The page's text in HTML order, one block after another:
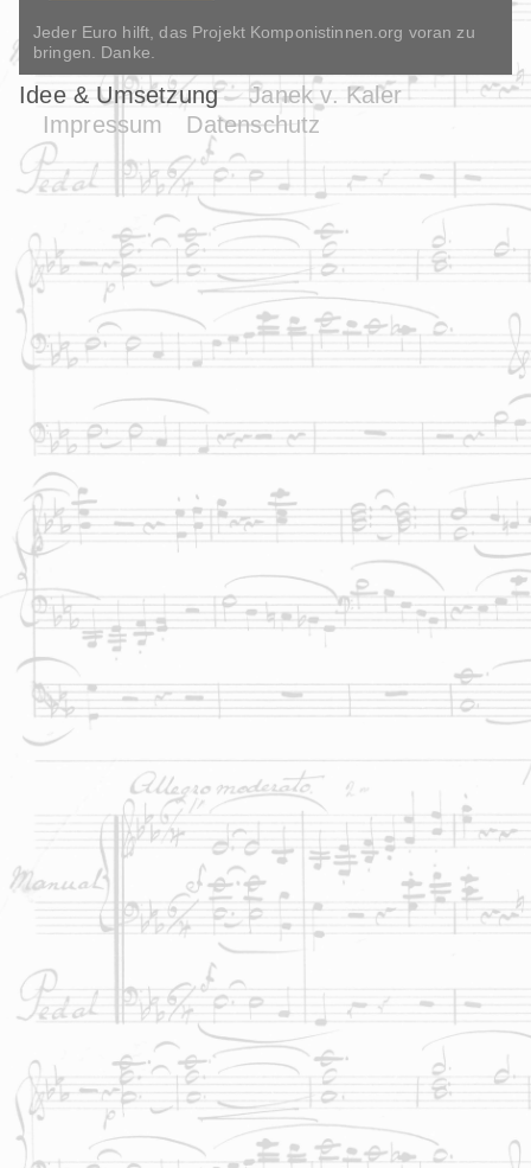
Jeder Euro hilft, das Projekt Komponistinnen.org voran zu
bringen. Danke.
Idee & Umsetzung
Janek v. Kaler
Impressum
Datenschutz